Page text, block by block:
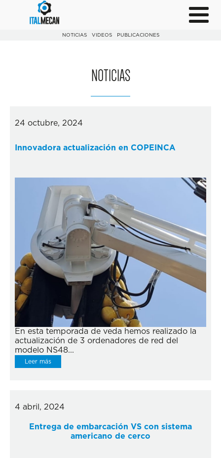
NOTICIAS VIDEOS PUBLICACIONES
NOTICIAS
24 octubre, 2024
Innovadora actualización en COPEINCA
En esta temporada de veda hemos realizado la
actualización de 3 ordenadores de red del
modelo NS48...
Leer más
4 abril, 2024
Entrega de embarcación VS con sistema
americano de cerco